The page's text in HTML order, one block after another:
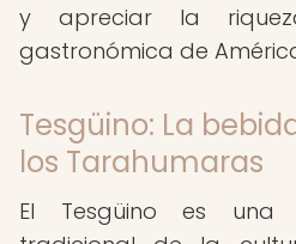
y apreciar la
gastronómica de
Tesgüino: La
los Tarahumaras
El Tesgüino es una